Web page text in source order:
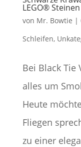
LEGO®
von Mr. Bowtie |
Schleifen,
Bei Black Tie
alles um
Heute
Fliegen
zu einer